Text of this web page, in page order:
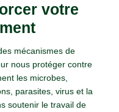
votre
mécanismes de
nous protéger contre
les microbes,
parasites, virus et la
soutenir le travail de